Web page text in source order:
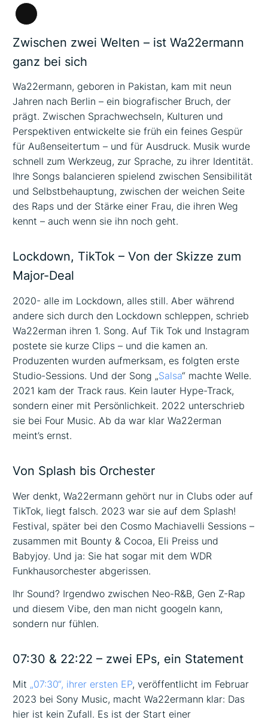
Lange
Beschreibung
Zwischen zwei Welten – ist Wa22ermann
ganz bei sich
Wa22ermann, geboren in Pakistan, kam mit neun
Jahren nach Berlin – ein biografischer Bruch, der
prägt. Zwischen Sprachwechseln, Kulturen und
Perspektiven entwickelte sie früh ein feines Gespür
für Außenseitertum – und für Ausdruck. Musik wurde
schnell zum Werkzeug, zur Sprache, zu ihrer Identität.
Ihre Songs balancieren spielend zwischen Sensibilität
und Selbstbehauptung, zwischen der weichen Seite
des Raps und der Stärke einer Frau, die ihren Weg
kennt – auch wenn sie ihn noch geht.
Lockdown, TikTok – Von der Skizze zum
Major-Deal
2020- alle im Lockdown, alles still. Aber während
andere sich durch den Lockdown schleppen, schrieb
Wa22erman ihren 1. Song. Auf Tik Tok und Instagram
postete sie kurze Clips – und die kamen an.
Produzenten wurden aufmerksam, es folgten erste
Studio-Sessions. Und der Song „Salsa“ machte Welle.
2021 kam der Track raus. Kein lauter Hype-Track,
sondern einer mit Persönlichkeit. 2022 unterschrieb
sie bei Four Music. Ab da war klar Wa22erman
meint’s ernst.
Von Splash bis Orchester
Wer denkt, Wa22ermann gehört nur in Clubs oder auf
TikTok, liegt falsch. 2023 war sie auf dem Splash!
Festival, später bei den Cosmo Machiavelli Sessions –
zusammen mit Bounty & Cocoa, Eli Preiss und
Babyjoy. Und ja: Sie hat sogar mit dem WDR
Funkhausorchester abgerissen.
Ihr Sound? Irgendwo zwischen Neo-R&B, Gen Z-Rap
und diesem Vibe, den man nicht googeln kann,
sondern nur fühlen.
07:30 & 22:22 – zwei EPs, ein Statement
Mit „07:30“, ihrer ersten EP, veröffentlicht im Februar
2023 bei Sony Music, macht Wa22ermann klar: Das
hier ist kein Zufall. Es ist der Start einer